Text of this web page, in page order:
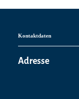
Kontaktdaten
Adresse